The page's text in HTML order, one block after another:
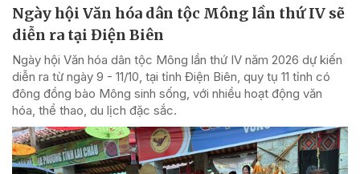
Ngày hội Văn hóa dân tộc Mông lần thứ IV sẽ
diễn ra tại Điện Biên
Ngày hội Văn hóa dân tộc Mông lần thứ IV năm 2026 dự kiến
diễn ra từ ngày 9 - 11/10, tại tỉnh Điện Biên, quy tụ 11 tỉnh có
đông đồng bào Mông sinh sống, với nhiều hoạt động văn
hóa, thể thao, du lịch đặc sắc.